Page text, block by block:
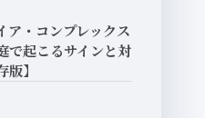
ア・コンプレックス
で起こるサインと対
】